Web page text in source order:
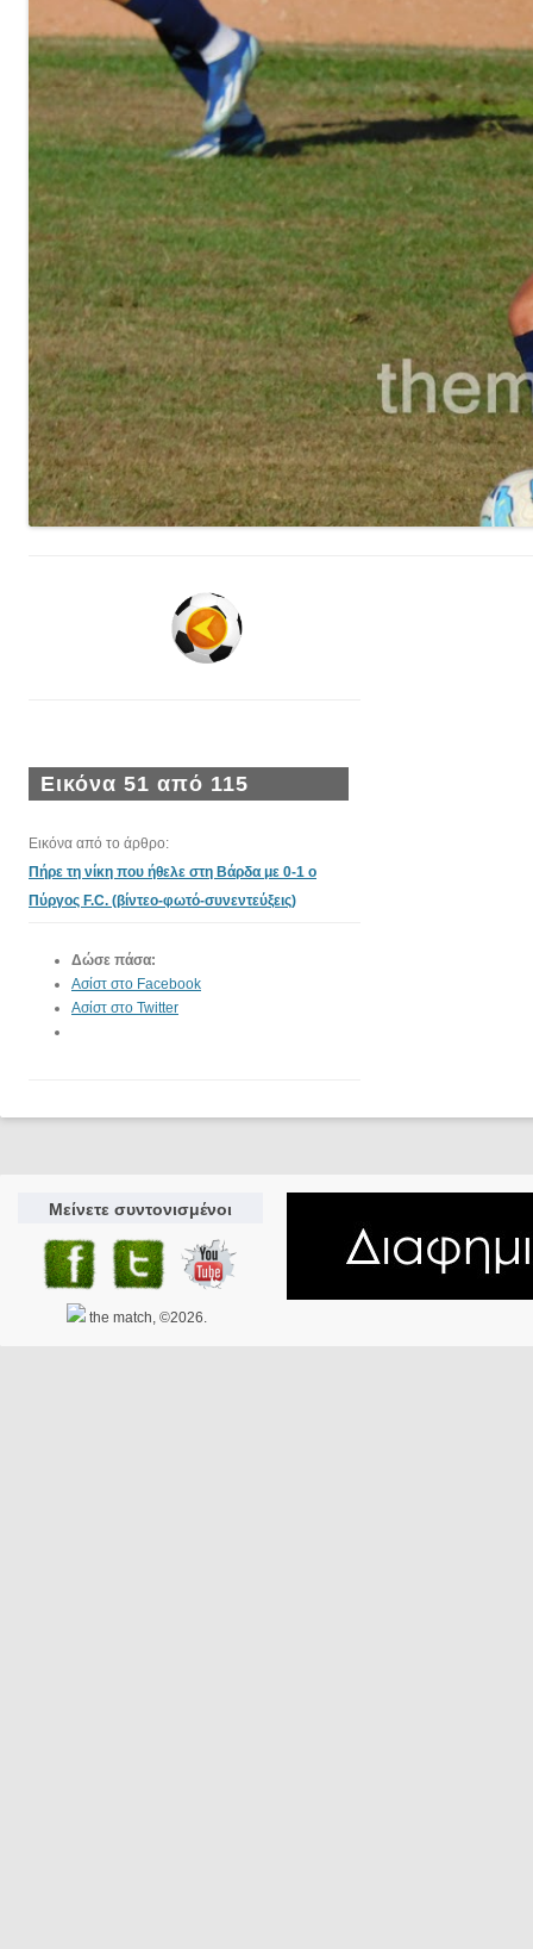
Εικόνα 51 από 115
Εικόνα από το άρθρο:
Πήρε τη νίκη που ήθελε στη Βάρδα με 0-1 ο
Πύργος F.C. (βίντεο-φωτό-συνεντεύξεις)
Δώσε πάσα:
Ασίστ στο Facebook
Ασίστ στο Twitter
Μείνετε συντονισμένοι
the match, ©2026.